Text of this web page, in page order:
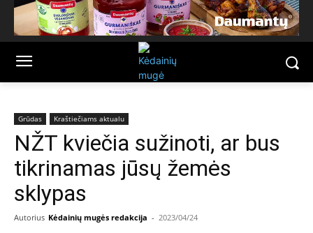
Grūdas Kraštiečiams aktualu
NŽT kviečia sužinoti, ar bus
tikrinamas jūsų žemės
sklypas
Autorius Kėdainių mugės redakcija - 2023/04/24